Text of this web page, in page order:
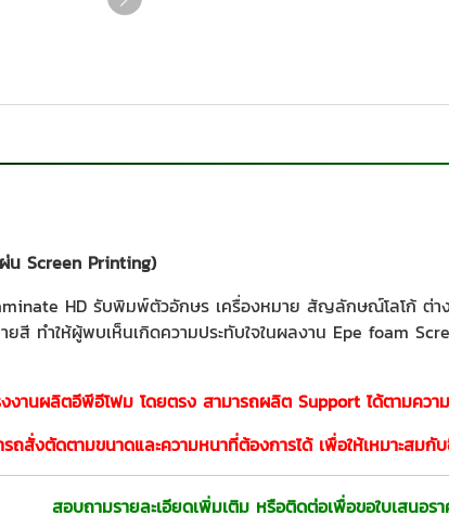
น Screen Printing)
HD รับพิมพ์ตัวอักษร เครื่องหมาย สัญลักษณ์โลโก้ ต่
สี ทำให้ผู้พบเห็นเกิดความประทับใจในผลงาน Epe foam
งงานผลิตอีพีอีโฟม โดยตรง สามารถผลิต Support ได้ตามคว
ถสั่งตัดตามขนาดและความหนาที่ต้องการได้ เพื่อให้เหมาะสมกั
สอบถามรายละเอียดเพิ่มเติม หรือติดต่อเพื่อขอใบเสนอรา